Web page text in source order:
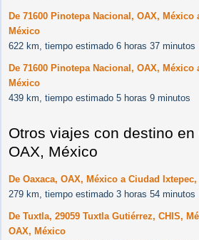
De 71600 Pinotepa Nacional, OAX, México
México
622 km, tiempo estimado 6 horas 37 minutos
De 71600 Pinotepa Nacional, OAX, México
México
439 km, tiempo estimado 5 horas 9 minutos
Otros viajes con destino
OAX, México
De Oaxaca, OAX, México a Ciudad
279 km, tiempo estimado 3 horas 54 minutos
De Tuxtla, 29059 Tuxtla Gutiérrez, CHIS,
OAX, México